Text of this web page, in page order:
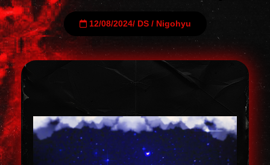
12/08/2024/ DS/ Nigohyu